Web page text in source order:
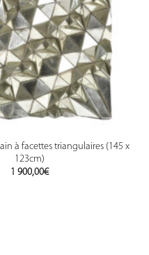
à facettes triangulaires (145 x
123cm)
1 900,00€